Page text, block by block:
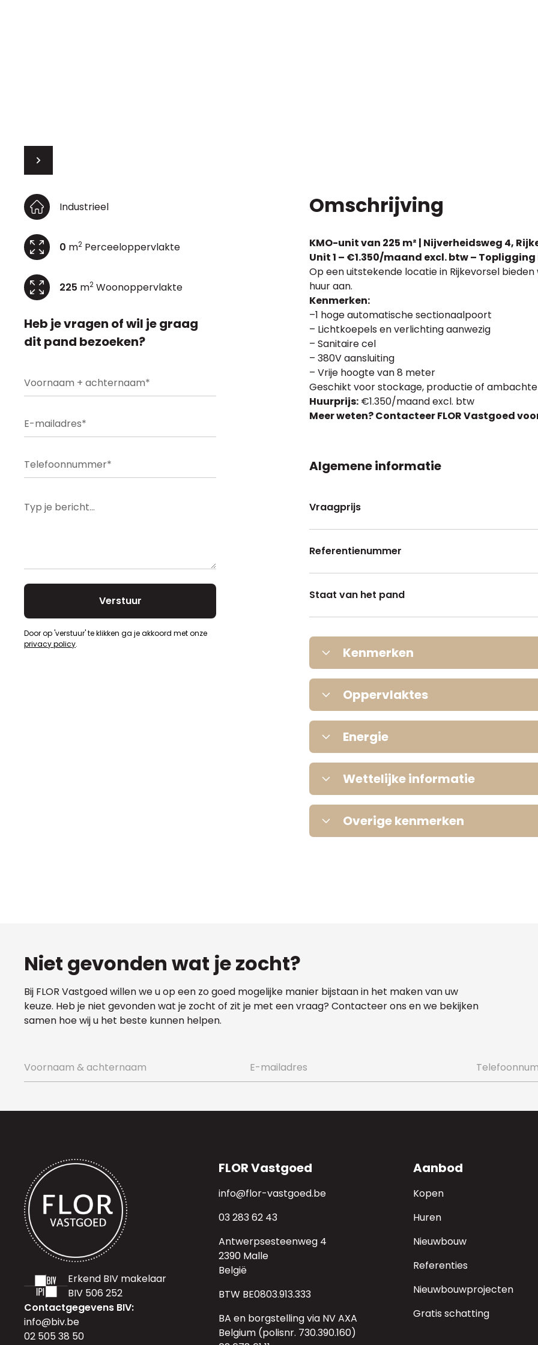
Industrieel
0 m2 Perceeloppervlakte
225 m2 Woonoppervlakte
Heb je vragen of wil je graag
dit pand bezoeken?
Door op 'verstuur' te klikken ga je akkoord met onze
privacy policy.
Omschrijving
KMO-unit van 225 m² | Nijverheidsweg 4,
Unit 1 – €1.350/maand excl. btw – Topligging
Op een uitstekende locatie in Rijkevorsel
huur aan.
Kenmerken:
–1 hoge automatische sectionaalpoort
– Lichtkoepels en verlichting aanwezig
– Sanitaire cel
– 380V aansluiting
– Vrije hoogte van 8 meter
Geschikt voor stockage, productie of
Huurprijs:€1.350/maand excl. btw
Meer weten? Contacteer FLOR Vastgoed
Algemene informatie
Vraagprijs
Referentienummer
Staat van het pand
Kenmerken
Tuin
Terras
Parking
Garage
Oppervlaktes
Perceeloppervlakte
Woonoppervlakte
Energie
Elektriciteit
Gas
Wettelijke informatie
Renovatieverplichting
Voorkooprecht
Overige kenmerken
Niet gevonden wat je zocht?
Bij FLOR Vastgoed willen we u op een zo goed mogelijke manier bijstaan in het maken van uw
keuze. Heb je niet gevonden wat je zocht of zit je met een vraag? Contacteer ons en we bekijken
samen hoe wij u het beste kunnen helpen.
Erkend BIV makelaar
BIV 506 252
Contactgegevens BIV:
info@biv.be
02 505 38 50
FLOR Vastgoed
info@flor-vastgoed.be
03 283 62 43
Antwerpsesteenweg 4
2390 Malle
België
BTW BE0803.913.333
BA en borgstelling via NV AXA
Belgium (polisnr. 730.390.160)
Aanbod
Kopen
Huren
Nieuwbouw
Referenties
Nieuwbouwprojecten
Gratis schatting